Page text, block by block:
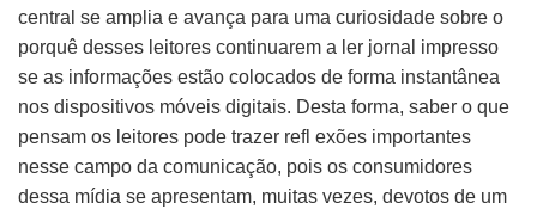
central se amplia e avança para uma curiosidade sobre o
porquê desses leitores continuarem a ler jornal impresso
se as informações estão colocados de forma instantânea
nos dispositivos móveis digitais. Desta forma, saber o que
pensam os leitores pode trazer refl exões importantes
nesse campo da comunicação, pois os consumidores
dessa mídia se apresentam, muitas vezes, devotos de um